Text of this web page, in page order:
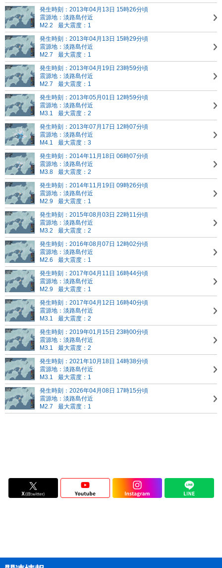
発生時刻：2013年04月13日 15時26分頃
震源地：淡路島付近
M2.2
最大震度：1
発生時刻：2013年04月13日 15時29分頃
震源地：淡路島付近
M2.7
最大震度：1
発生時刻：2013年04月19日 23時59分頃
震源地：淡路島付近
M2.7
最大震度：1
発生時刻：2013年05月01日 12時59分頃
震源地：淡路島付近
M3.1
最大震度：2
発生時刻：2013年07月17日 12時07分頃
震源地：淡路島付近
M4.1
最大震度：3
発生時刻：2014年11月18日 06時07分頃
震源地：淡路島付近
M3.8
最大震度：2
発生時刻：2014年11月19日 09時26分頃
震源地：淡路島付近
M2.9
最大震度：1
発生時刻：2015年08月03日 22時11分頃
震源地：淡路島付近
M3.2
最大震度：2
発生時刻：2016年08月07日 12時02分頃
震源地：淡路島付近
M2.6
最大震度：1
発生時刻：2017年04月11日 16時44分頃
震源地：淡路島付近
M2.9
最大震度：1
発生時刻：2017年04月12日 16時40分頃
震源地：淡路島付近
M3.1
最大震度：2
発生時刻：2019年01月15日 23時00分頃
震源地：淡路島付近
M3.1
最大震度：2
発生時刻：2021年10月18日 14時38分頃
震源地：淡路島付近
M3.1
最大震度：1
発生時刻：2026年04月08日 17時15分頃
震源地：淡路島付近
M2.7
最大震度：1